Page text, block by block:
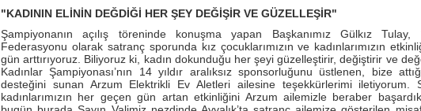
"KADININ ELİNİN DEĞDİĞİ HER ŞEY DEĞİŞİR VE GÜZELLEŞİR"
Şampiyonanın açılış töreninde konuşma yapan Başkanımız Gülkız Tulay,
Federasyonu olarak satranç sporunda kız çocuklarımızın ve kadınlarımızın
gün arttırıyoruz. Biliyoruz ki, kadın dokunduğu her şeyi güzelleştirir, değiştirir ve
Kadınlar Şampiyonası’nın 14 yıldır aralıksız sponsorluğunu üstlenen, bize
desteğini sunan Arzum Elektrikli Ev Aletleri ailesine teşekkürlerimi iletiyorum.
kadınlarımızın her geçen gün artan etkinliğini Arzum ailemizle beraber